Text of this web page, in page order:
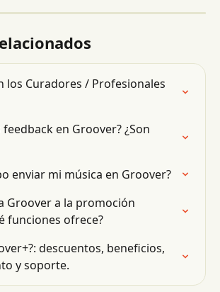
los Curadores / Profesionales
en Groover? ¿Son
enviar mi música en Groover?
Groover a la promoción
funciones ofrece?
descuentos, beneficios,
y soporte.